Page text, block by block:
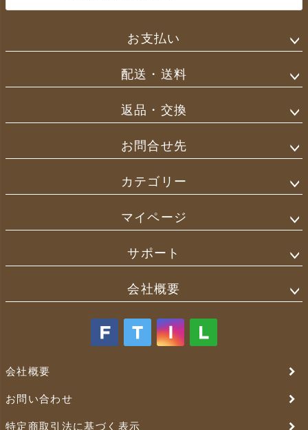
お支払い
配送・送料
返品・交換
お問合せ先
カテゴリー
マイページ
サポート
会社概要
会社概要
お問い合わせ
特定商取引法に基づく表示